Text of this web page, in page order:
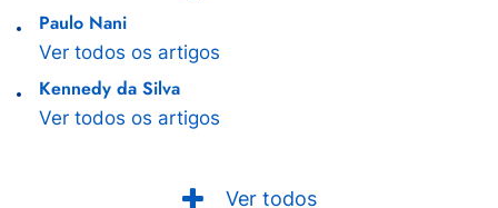
Paulo Nani
Ver todos os artigos
Kennedy da Silva
Ver todos os artigos
Ver todos